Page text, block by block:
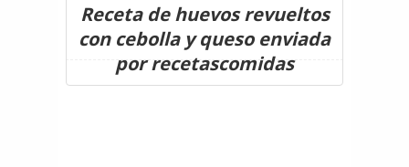
Receta de huevos revueltos
con cebolla y queso enviada
por recetascomidas